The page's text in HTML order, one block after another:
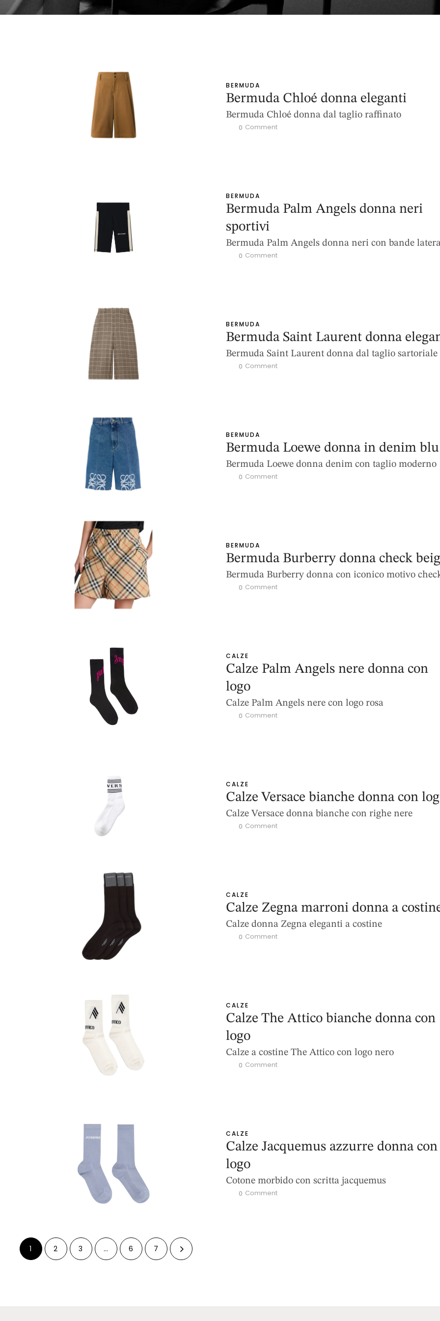
BERMUDA
Bermuda Chloé donna eleganti
Bermuda Chloé donna dal taglio raffinato
0 Comment
BERMUDA
Bermuda Palm Angels donna neri
sportivi
Bermuda Palm Angels donna neri con bande
0 Comment
BERMUDA
Bermuda Saint Laurent donna
Bermuda Saint Laurent donna dal taglio sartoriale
0 Comment
BERMUDA
Bermuda Loewe donna in denim blu
Bermuda Loewe donna denim con taglio moderno
0 Comment
BERMUDA
Bermuda Burberry donna check
Bermuda Burberry donna con iconico motivo
0 Comment
CALZE
Calze Palm Angels nere donna con
logo
Calze Palm Angels nere con logo rosa
0 Comment
CALZE
Calze Versace bianche donna con
Calze Versace donna bianche con righe nere
0 Comment
CALZE
Calze Zegna marroni donna a
Calze donna Zegna eleganti a costine
0 Comment
CALZE
Calze The Attico bianche donna con
logo
Calze a costine The Attico con logo nero
0 Comment
CALZE
Calze Jacquemus azzurre donna con
logo
Cotone morbido con scritta jacquemus
0 Comment
1 2 3 … 6 7